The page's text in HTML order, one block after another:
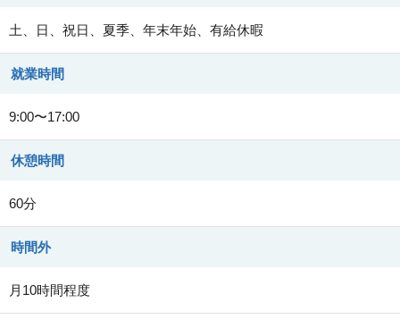
土、日、祝日、夏季、年末年始、有給休暇
就業時間
9:00〜17:00
休憩時間
60分
時間外
月10時間程度